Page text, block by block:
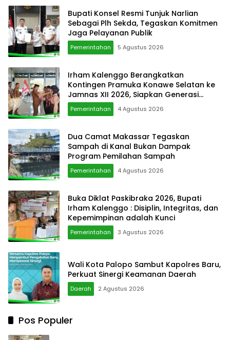
Bupati Konsel Resmi Tunjuk Narlian
Sebagai Plh Sekda, Tegaskan Komitmen
Jaga Pelayanan Publik
Pemerintahan 5 Agustus 2026
Irham Kalenggo Berangkatkan
Kontingen Pramuka Konawe Selatan ke
Jamnas XII 2026, Siapkan Generasi
Berkarkter di Kancah Nasional
Pemerintahan 4 Agustus 2026
Dua Camat Makassar Tegaskan
Sampah di Kanal Bukan Dampak
Program Pemilahan Sampah
Pemerintahan 4 Agustus 2026
Buka Diklat Paskibraka 2026, Bupati
Irham Kalenggo : Disiplin, Integritas, dan
Kepemimpinan adalah Kunci
Pemerintahan 3 Agustus 2026
Wali Kota Palopo Sambut Kapolres Baru,
Perkuat Sinergi Keamanan Daerah
Daerah 2 Agustus 2026
Pos Populer